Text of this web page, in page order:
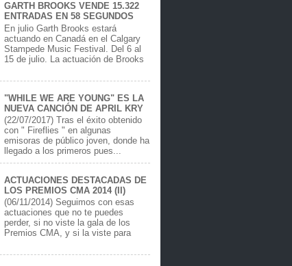
GARTH BROOKS VENDE 15.322
ENTRADAS EN 58 SEGUNDOS
En julio Garth Brooks estará
actuando en Canadá en el Calgary
Stampede Music Festival. Del 6 al
15 de julio. La actuación de Brooks
"WHILE WE ARE YOUNG" ES LA
NUEVA CANCIÓN DE APRIL KRY
(22/07/2017) Tras el éxito obtenido
con " Fireflies " en algunas
emisoras de público joven, donde ha
llegado a los primeros pues...
ACTUACIONES DESTACADAS DE
LOS PREMIOS CMA 2014 (II)
(06/11/2014) Seguimos con esas
actuaciones que no te puedes
perder, si no viste la gala de los
Premios CMA, y si la viste para